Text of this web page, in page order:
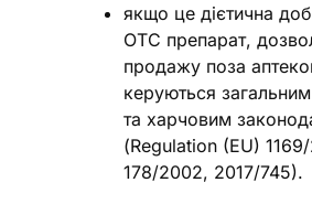
якщо це дієтична
OTC препарат,
продажу поза
керуються
та харчовим
(Regulation (EU) 1169/
178/2002, 2017/745).